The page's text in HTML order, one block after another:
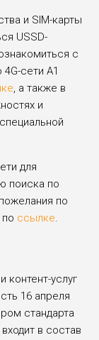
и SIM-карты
USSD-
с
сети А1
, а также в
и
для
поиска по
по
ссылке.
контент-услуг
16 апреля
стандарта
в состав